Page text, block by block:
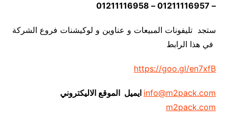
– 01211116957 – 01211116958
ستجد تليفونات المبيعات و عناوين و لوكيشنات فروع الشركة
في هذا الرابط
https://goo.gl/en7xfB
info@m2pack.com ايميل الموقع الاليكتروني
m2pack.com